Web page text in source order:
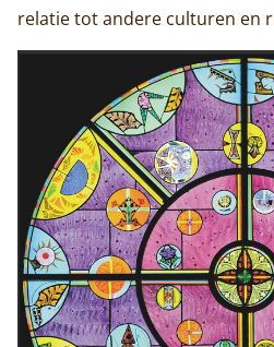
relatie tot andere culturen en